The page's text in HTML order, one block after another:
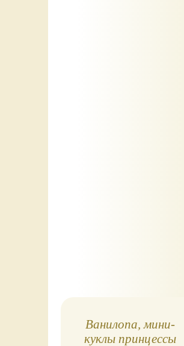
Ванилопа, мини-
куклы принцессы